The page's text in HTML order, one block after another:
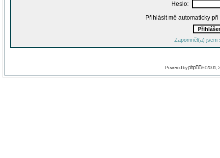
Heslo:
Přihlásit mě automaticky
Zapomněl(a) jsem
Powered byphpBB© 2001,